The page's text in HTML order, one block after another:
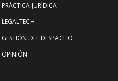
PRÁCTICA JURÍDICA
LEGALTECH
GESTIÓN DEL DESPACHO
OPINIÓN